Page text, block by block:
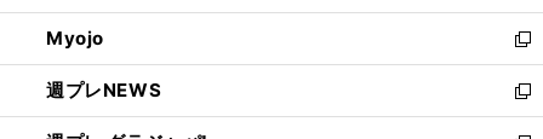
開
く
ウ
で
開
く
ン
ド
ウ
で
開
ウ
ィ
ン
ド
ウ
Myojo
新
し
い
ウ
週プレNEWS
新
し